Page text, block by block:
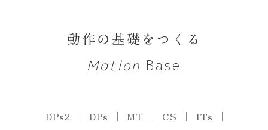
動作の基礎をつくる
Motion Base
DPs2 DPs MT CS
ITs